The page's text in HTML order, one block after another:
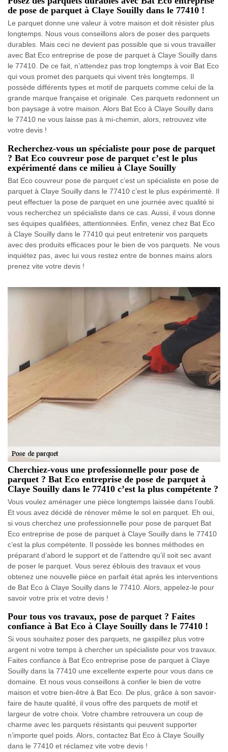
de pose de parquet à Claye Souilly dans le 77410 !
Le parquet donne une valeur à votre maison et doit résister plus
longtemps. Nous vous conseillons alors de poser des parquets
durables. Mais ceci ne devient pas possible que si vous travailler
avec Bat Eco entreprise de pose de parquet à Claye Souilly dans
le 77410. De ce fait, n’attendez pas trop longtemps à voir Bat Eco
qui vous promet des parquets qui vivent très longtemps. Il
possède différents types et motif de parquets comme celui de la
grande marque française et originale. Ces parquets redonnent un
bon paysage à votre maison. Alors Bat Eco à Claye Souilly dans
le 77410 ne vous laisse pas à mi-chemin, alors, retrouvez vite
votre devis !
Recherchez-vous un spécialiste pour pose de parquet
? Bat Eco couvreur pose de parquet c’est le plus
expérimenté dans ce milieu à Claye Souilly
Bat Eco couvreur pose de parquet c’est un spécialiste en pose de
parquet à Claye Souilly dans le 77410 c’est le plus expérimenté. Il
peut effectuer la pose de parquet en une journée avec qualité si
vous recherchez un spécialiste dans ce cas. Aussi, il vous donne
ses équipes qualifiées, attentionnées. Enfin, venez chez Bat Eco
à Claye Souilly dans le 77410 qui peut entretenir vos parquets
avec des produits efficaces pour le bien de vos parquets. Ne vous
inquiétez pas, avec lui vous restez entre de bonnes mains alors
prenez vite votre devis !
Cherchiez-vous une professionnelle pour pose de
parquet ? Bat Eco entreprise de pose de parquet à
Claye Souilly dans le 77410 c’est la plus compétente ?
Vous voulez aménager une pièce longtemps laissée dans l’oubli.
Et vous avez décidé de rénover même le sol en parquet. Eh oui,
si vous cherchez une professionnelle pour pose de parquet Bat
Eco entreprise de pose de parquet à Claye Souilly dans le 77410
c’est la plus compétente. Il possède les bonnes méthodes en
préparant d’abord le support et de l’attendre qu’il soit sec avant
de poser le parquet. Vous serez éblouis des travaux et vous
obtenez une nouvelle pièce en parfait état après les interventions
de Bat Eco à Claye Souilly dans le 77410. Alors, appelez-le pour
savoir votre prix et votre devis !
Pour tous vos travaux, pose de parquet ? Faites
confiance à Bat Eco à Claye Souilly dans le 77410 !
Si vous souhaitez poser des parquets, ne gaspillez plus votre
argent ni votre temps à chercher un spécialiste pour vos travaux.
Faites confiance à Bat Eco entreprise pose de parquet à Claye
Souilly dans la 77410 une excellente experte pour vous dans ce
domaine. Et nous vous conseillons à confier le bien de votre
maison et votre bien-être à Bat Eco. De plus, grâce à son savoir-
faire de haute qualité, il vous offre des parquets de motif et
largeur de votre choix. Votre chambre retrouvera un coup de
charme avec les parquets résistants qui peuvent supporter
n’importe quel poids. Alors, contactez Bat Eco à Claye Souilly
dans le 77410 et réclamez vite votre devis !